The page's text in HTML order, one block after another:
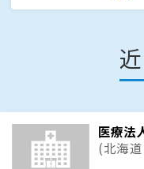
医療法
(北海